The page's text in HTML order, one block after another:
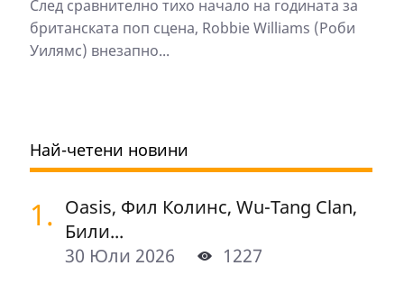
След сравнително тихо начало на годината за
британската поп сцена, Robbie Williams (Роби
Уилямс) внезапно...
Най-четени новини
1. Oasis, Фил Колинс, Wu-Tang Clan,
Били...
30 Юли 2026
1227